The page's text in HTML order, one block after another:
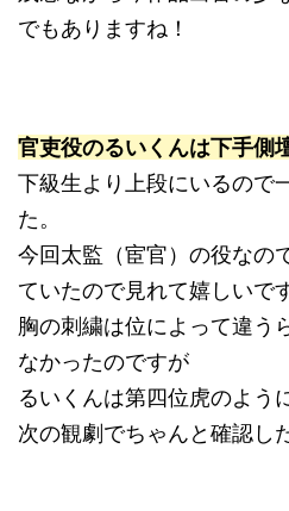
でもありますね！
官吏役のるいくんは下手側
下級生より上段にいるので
た。
今回太監（宦官）の役なの
ていたので見れて嬉しいです
胸の刺繍は位によって違う
なかったのですが
るいくんは第四位虎のよう
次の観劇でちゃんと確認し